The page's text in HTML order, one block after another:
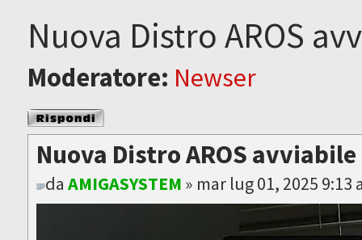
Nuova Distro AROS
Moderatore: Newser
Rispondi al
messaggio
Nuova Distro AROS
daAMIGASYSTEM » mar lug 01, 2025 9:13